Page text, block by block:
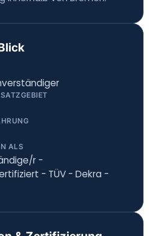
ALS
r -
- TÜV - Dekra -